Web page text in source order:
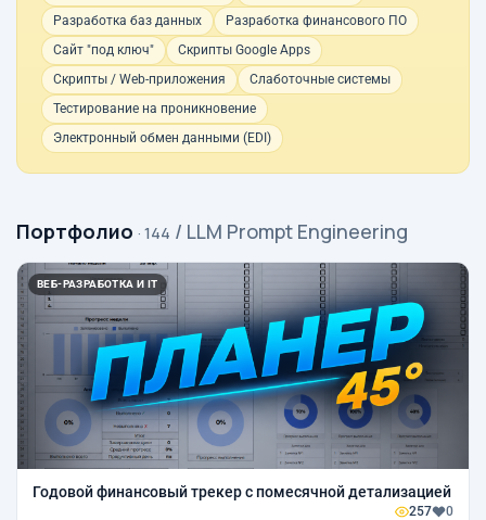
Разработка баз данных
Разработка финансового ПО
Сайт "под ключ"
Скрипты Google Apps
Скрипты / Web-приложения
Слаботочные системы
Тестирование на проникновение
Электронный обмен данными (EDI)
Портфолио · 144 / LLM Prompt Engineering
ВЕБ-РАЗРАБОТКА И IT
Годовой финансовый трекер с помесячной детализацией
257 0